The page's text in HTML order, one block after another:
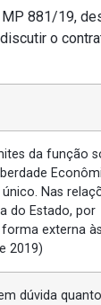
881/19,
o
da função
Nas
do Estado, por
externa às
2019)
dúvida